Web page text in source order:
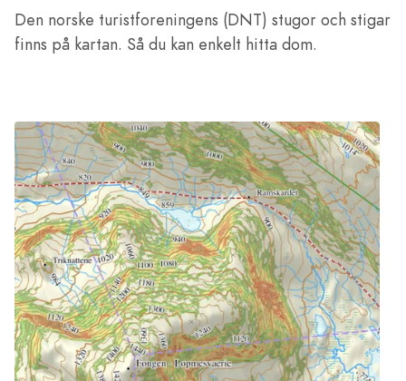
Den norske turistforeningens (DNT) stugor och stigar
finns på kartan. Så du kan enkelt hitta dom.